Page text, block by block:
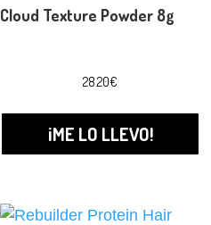
Cloud Texture Powder 8g
28.20€
¡ME LO LLEVO!